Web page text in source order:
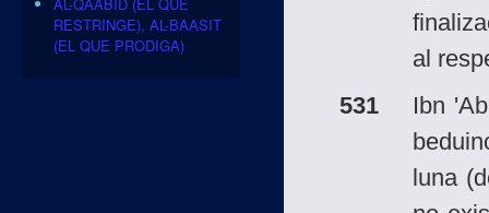
al
531
Ibn
luna
RESTRINGE), AL-BAASIT
(EL QUE PRODIGA)